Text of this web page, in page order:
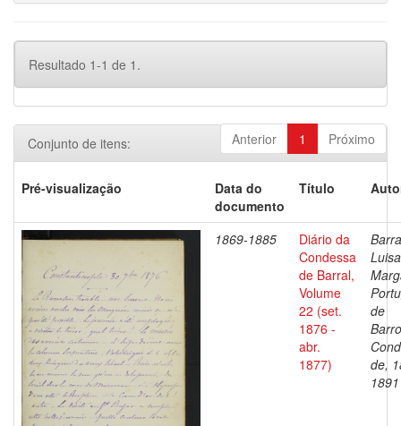
Resultado 1-1 de 1.
Anterior 1 Próximo
Conjunto de itens:
Pré-visualização
Data do
documento
Título
1869-1885
Diário da
Condessa
de Barral,
Volume
22 (set.
1876 -
abr.
1877)
Luisa
de
de,
1891